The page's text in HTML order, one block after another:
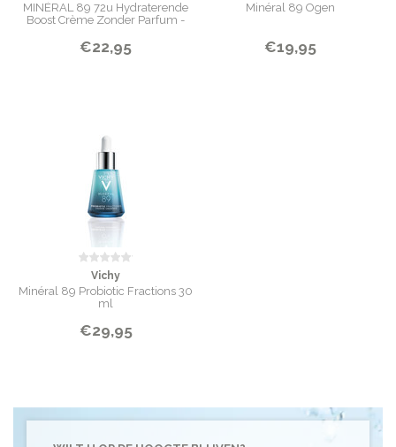
MINÉRAL 89 72u Hydraterende
Boost Crème Zonder Parfum -
€22,95
Minéral 89 Ogen
€19,95
Vichy
Minéral 89 Probiotic Fractions 30
ml
€29,95